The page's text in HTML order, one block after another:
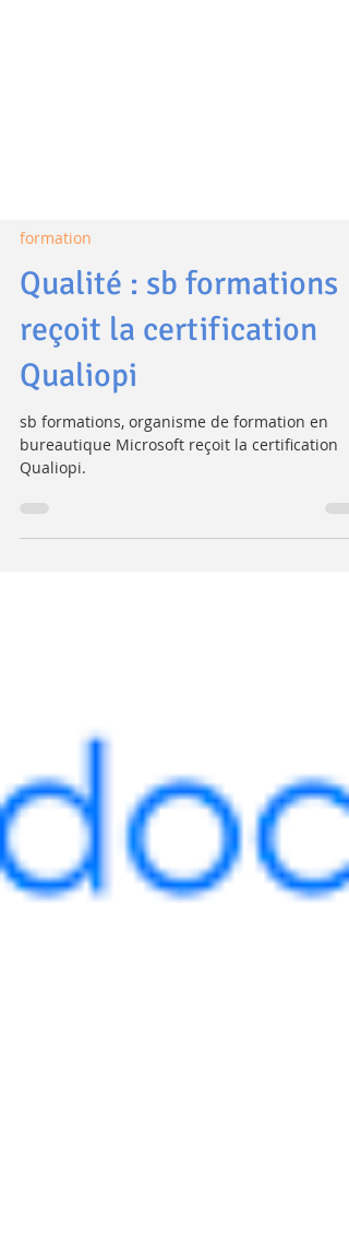
formation
Qualité : sb formations
reçoit la certification
Qualiopi
sb formations, organisme de formation en
Qualiopi.